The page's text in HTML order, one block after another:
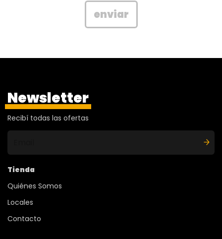
Newsletter
Recibí todas las ofertas
Tienda
Quiénes Somos
Locales
Contacto